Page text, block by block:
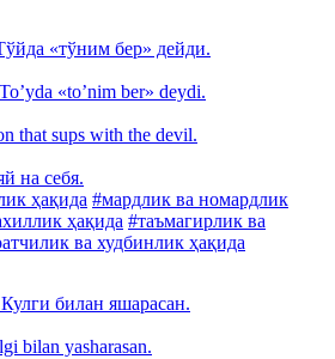
«тўним бер» дейди.
«toʼnim ber» deydi.
that sups with the devil.
на себя.
ҳақида #мардлик ва номардлик
ҳақида #таъмагирлик ва
ва худбинлик ҳақида
билан яшарасан.
bilan yasharasan.